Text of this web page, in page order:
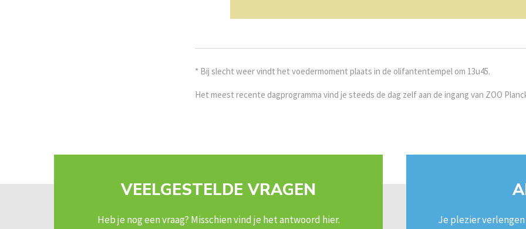
* Bij slecht weer vindt het voedermoment plaats in de olifantentempel om 13u45.
Het meest recente dagprogramma vind je steeds de dag zelf aan de ingang van ZOO
VEELGESTELDE VRAGEN
Heb je nog een vraag? Misschien vind je het antwoord hier. Je plezier verlengen